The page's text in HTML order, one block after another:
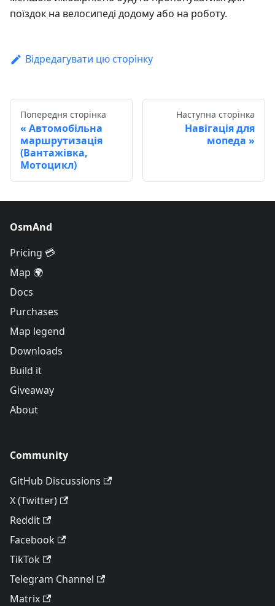
поїздок на велосипеді додому або на роботу.
Відредагувати цю сторінку
Попередня сторінка
Автомобільна
маршрутизація
(Вантажівка,
Мотоцикл)
Наступна сторінка
Навігація для
мопеда
OsmAnd
Pricing 💳
Map 🌍
Docs
Purchases
Map legend
Downloads
Build it
Giveaway
About
Community
GitHub Discussions
X (Twitter)
Reddit
Facebook
TikTok
Telegram Channel
Matrix